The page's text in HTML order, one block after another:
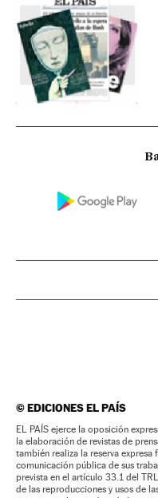
©EDICIONES EL PAÍS
EL PAÍS ejerce la oposición
la elaboración de revistas de
también realiza la reserva
comunicación pública de sus
prevista en el artículo 33.1 del
de las reproducciones y usos de